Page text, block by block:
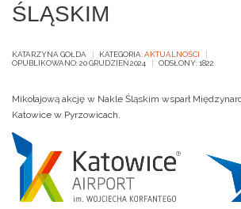
ŚLĄSKIM
KATARZYNA GOŁDA KATEGORIA:AKTUALNOŚCI
OPUBLIKOWANO: 20 GRUDZIEŃ 2024
ODSŁONY: 1822
Mikołajową akcję w Nakle Śląskim wsparł
Katowice w Pyrzowicach.